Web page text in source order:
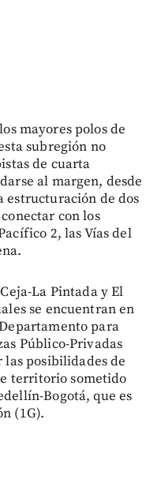
mayores polos de
subregión no
de cuarta
al margen, desde
estructuración de dos
con los
2, las Vías del
La Pintada y El
se encuentran en
para
Público-Privadas
las posibilidades de
territorio sometido
Bogotá, que es
(1G).